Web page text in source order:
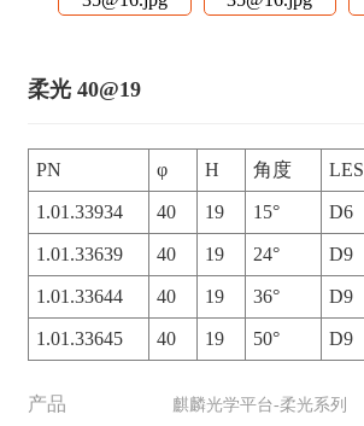
柔光 40@19
PN φ H 角度 LES
1.01.33934 40 19 15° D6
1.01.33639 40 19 24° D9
1.01.33644 40 19 36° D9
1.01.33645 40 19 50° D9
产品 麒麟光学平台-柔光系列